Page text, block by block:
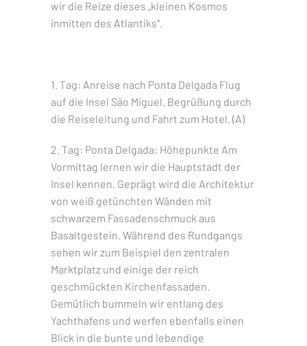
wir die Reize dieses „kleinen Kosmos
inmitten des Atlantiks“.
1. Tag: Anreise nach Ponta Delgada Flug
auf die Insel São Miguel. Begrüßung durch
die Reiseleitung und Fahrt zum Hotel. (A)
2. Tag: Ponta Delgada: Höhepunkte Am
Vormittag lernen wir die Hauptstadt der
Insel kennen. Geprägt wird die Architektur
von weiß getünchten Wänden mit
schwarzem Fassadenschmuck aus
Basaltgestein. Während des Rundgangs
sehen wir zum Beispiel den zentralen
Marktplatz und einige der reich
geschmückten Kirchenfassaden.
Gemütlich bummeln wir entlang des
Yachthafens und werfen ebenfalls einen
Blick in die bunte und lebendige